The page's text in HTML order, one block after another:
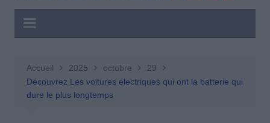
Accueil 2025 octobre
29
Découvrez Les voitures électriques qui ont la batterie qui
dure le plus longtemps